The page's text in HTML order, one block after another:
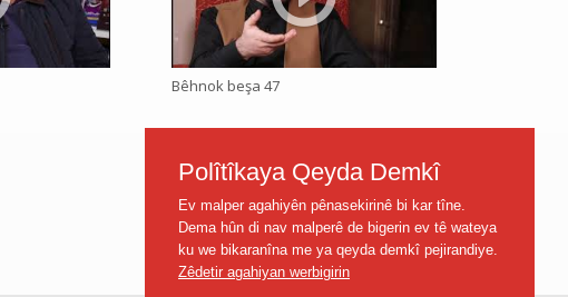
Bêhnok beşa 47
Polîtîkaya Qeyda Demkî
Ev malper agahiyên pênasekirinê bi kar tîne.
Dema hûn di nav malperê de bigerin ev tê wateya
ku we bikaranîna me ya qeyda demkî pejirandiye.
Zêdetir agahiyan werbigirin